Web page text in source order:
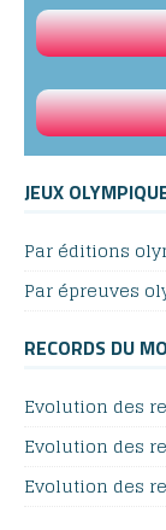
JEUX
Par éditions
Par épreuves
RECORDS DU
Evolution des
Evolution des
Evolution des